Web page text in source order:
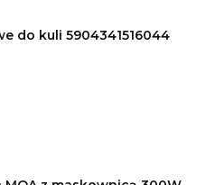
do kuli 5904341516044